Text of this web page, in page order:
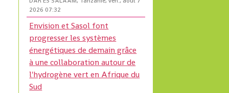
2026 07:32
Envision et Sasol font
progresser les systèmes
énergétiques de demain grâce
à une collaboration autour de
l'hydrogène vert en Afrique du
Sud